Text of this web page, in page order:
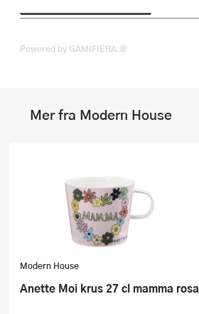
Powered by GAMIFIERA.®
Mer fra Modern House
Modern House
Anette Moi krus 27 cl mamma rosa